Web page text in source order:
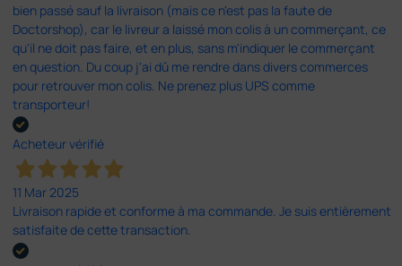
bien passé sauf la livraison (mais ce n'est pas la faute de
Doctorshop), car le livreur a laissé mon colis à un commerçant, ce
qu'il ne doit pas faire, et en plus, sans m'indiquer le commerçant
en question. Du coup j'ai dû me rendre dans divers commerces
pour retrouver mon colis. Ne prenez plus UPS comme
transporteur!
Acheteur vérifié
11 Mar 2025
Livraison rapide et conforme à ma commande. Je suis entièrement
satisfaite de cette transaction.